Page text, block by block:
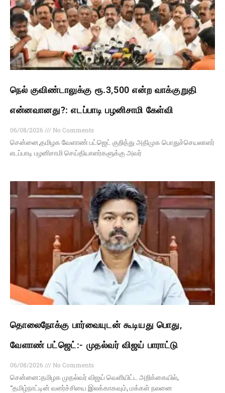
நெல் குவிண்டாலுக்கு ரூ.3,500 என்ற வாக்குறுதி
என்னவானது?: எடப்பாடி பழனிசாமி கேள்வி
06/08/2026
No Comments
சென்னை,தமிழக வேளாண் பட்ஜெட் குறித்து அதிமுக பொதுச்செயலாளர்
எடப்பாடி பழனிசாமி செய்தியாளர்களுக்கு அவர்
தொலைநோக்கு பார்வையுடன் கூடியது பொது,
வேளாண் பட்ஜெட்:- முதல்வர் விஜய் பாராட்டு
06/08/2026
No Comments
சென்னை:தமிழக முதல்வர் விஜய் வெளியிட்ட அறிக்கையில்,
“தமிழ்நாட்டின் வளர்ச்சியை இலக்காகவும், மக்கள் நலனை